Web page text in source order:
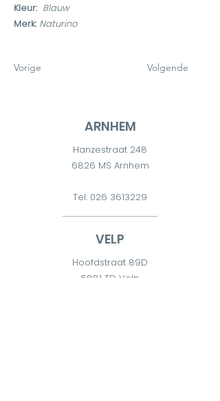
Kleur: Blauw
Merk:Naturino
Vorige Volgende
ARNHEM
Hanzestraat 248
6826 MS Arnhem
Tel: 026 3613229
VELP
Hoofdstraat 89D
6881 TD Velp